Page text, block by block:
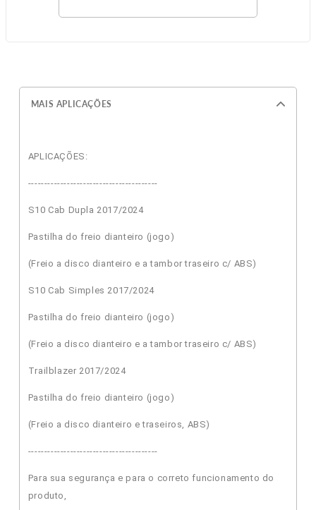
MAIS APLICAÇÕES
APLICAÇÕES:
----------------------------------------
S10 Cab Dupla 2017/2024
Pastilha do freio dianteiro (jogo)
(Freio a disco dianteiro e a tambor traseiro c/ ABS)
S10 Cab Simples 2017/2024
Pastilha do freio dianteiro (jogo)
(Freio a disco dianteiro e a tambor traseiro c/ ABS)
Trailblazer 2017/2024
Pastilha do freio dianteiro (jogo)
(Freio a disco dianteiro e traseiros, ABS)
----------------------------------------
Para sua segurança e para o correto funcionamento do
produto,